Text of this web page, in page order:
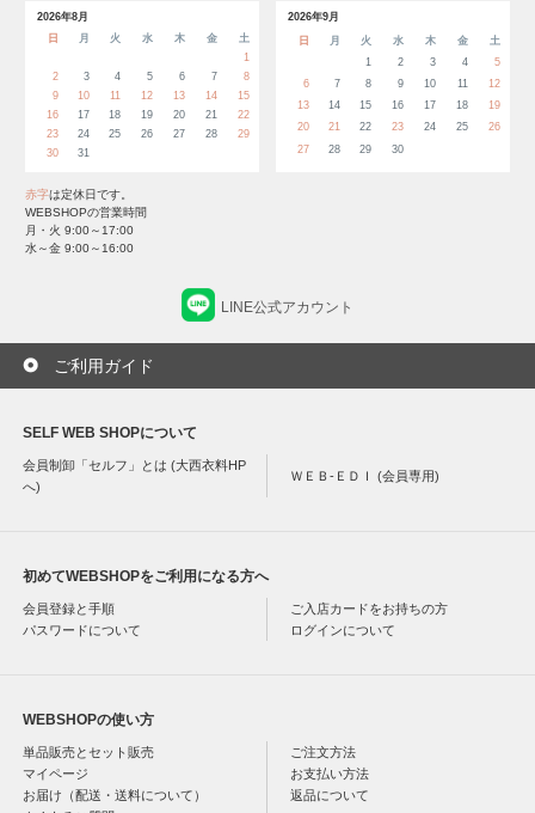
2026年8月
日
月 火 水 木 金
土
1
2
3 4 5 6 7
8
9
10 11 12 13 14
15
16
17 18 19 20 21
22
23
24 25 26 27 28
29
30
31
2026年9月
日
月 火 水 木 金
土
1
2 3 4
5
6
7 8 9 10 11
12
13
14 15 16 17 18
19
20
21 22 23 24 25
26
27
28 29 30
赤字は定休日です。
WEBSHOPの営業時間
月・火 9:00～17:00
水～金 9:00～16:00
LINE公式アカウント
ご利用ガイド
SELF WEB SHOPについて
会員制卸「セルフ」とは (大西衣料HP
へ)
ＷＥＢ-ＥＤＩ (会員専用)
初めてWEBSHOPをご利用になる方へ
会員登録と手順
ご入店カードをお持ちの方
パスワードについて
ログインについて
WEBSHOPの使い方
単品販売とセット販売
ご注文方法
マイページ
お支払い方法
お届け（配送・送料について）
返品について